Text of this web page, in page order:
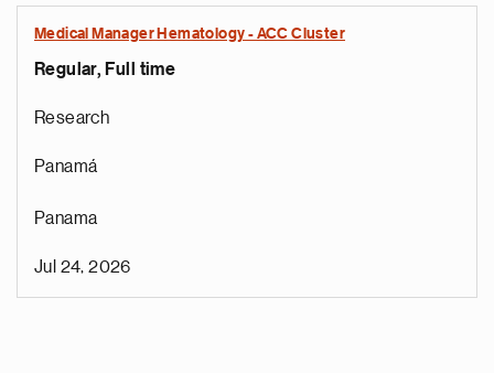
Medical Manager Hematology - ACC Cluster
Regular, Full time
Research
Panamá
Panama
Jul 24, 2026